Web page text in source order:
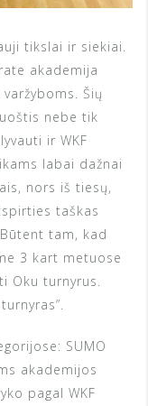
tikslai ir siekiai.
akademija
Šių
nebe tik
ir WKF
labai dažnai
nors iš tiesų,
taškas
tam, kad
3 kart metuose
Oku turnyrus.
SUMO
akademijos
pagal WKF